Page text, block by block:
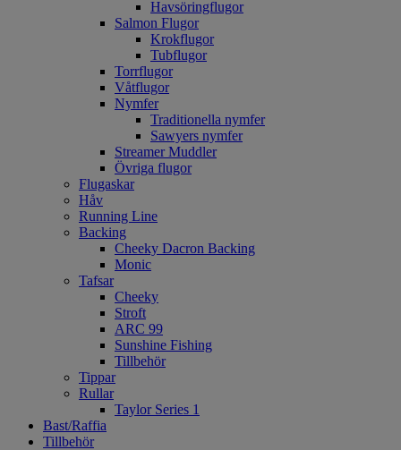
Havsöringflugor
Salmon Flugor
Krokflugor
Tubflugor
Torrflugor
Våtflugor
Nymfer
Traditionella nymfer
Sawyers nymfer
Streamer Muddler
Övriga flugor
Flugaskar
Håv
Running Line
Backing
Cheeky Dacron Backing
Monic
Tafsar
Cheeky
Stroft
ARC 99
Sunshine Fishing
Tillbehör
Tippar
Rullar
Taylor Series 1
Bast/Raffia
Tillbehör